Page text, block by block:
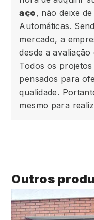
aço, não deixe
Automáticas.
mercado, a
desde a
Todos os
pensados para
qualidade.
mesmo para
Outros